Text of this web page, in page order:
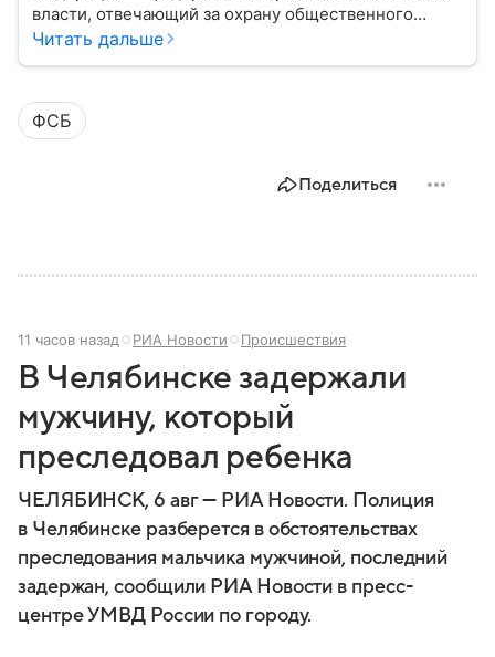
власти, отвечающий за охрану общественного
порядка, борьбу с преступностью, обеспечение
В материале рассказываем, чем занимается МВД
России, какие задачи выполняет министерство, как
устроена его структура, кто возглавляет ведомство
Читать дальше
ФСБ
Поделиться
11 часов назад РИА Новости Происшествия
В Челябинске задержали
мужчину, который
преследовал ребенка
ЧЕЛЯБИНСК, 6 авг — РИА Новости. Полиция
в Челябинске разберется в обстоятельствах
преследования мальчика мужчиной, последний
задержан, сообщили РИА Новости в пресс-
центре УМВД России по городу.